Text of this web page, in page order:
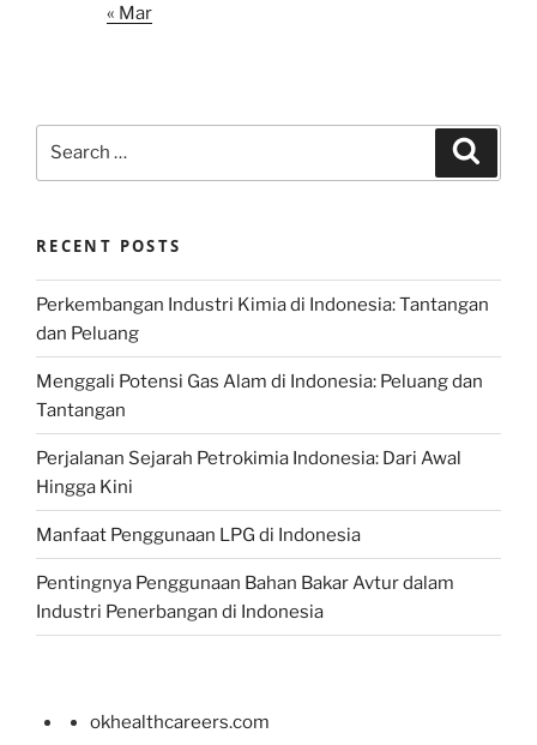
« Mar
RECENT POSTS
Perkembangan Industri Kimia di Indonesia: Tantangan
dan Peluang
Menggali Potensi Gas Alam di Indonesia: Peluang dan
Tantangan
Perjalanan Sejarah Petrokimia Indonesia: Dari Awal
Hingga Kini
Manfaat Penggunaan LPG di Indonesia
Pentingnya Penggunaan Bahan Bakar Avtur dalam
Industri Penerbangan di Indonesia
okhealthcareers.com